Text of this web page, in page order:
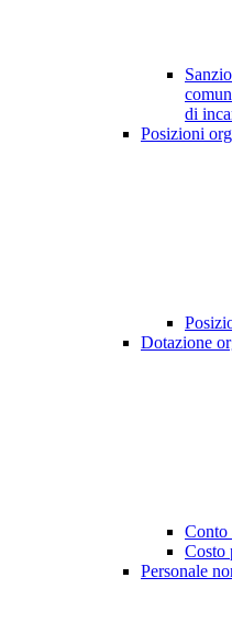
di
Posizioni
Dotazione
Conto
Costo
Personale